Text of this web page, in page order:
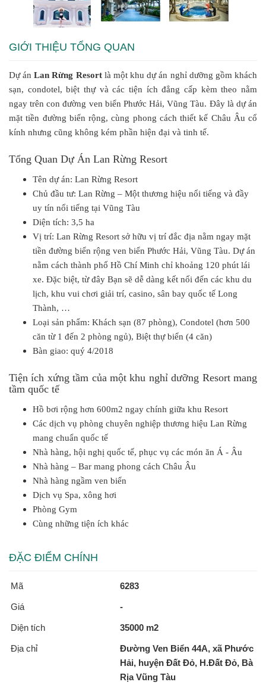
GIỚI THIỆU TỔNG QUAN
Dự ánLan Rừng Resortlà một khu dự án nghỉ dưỡng gồm khách
sạn, condotel, biệt thự và các tiện ích đẳng cấp kèm theo nằm
ngay trên con đường ven biển Phước Hải, Vũng Tàu. Đây là dự án
mặt tiền đường biển rộng, cùng phong cách thiết kế Châu Âu cổ
kính nhưng cũng không kém phần hiện đại và tinh tế.
Tổng Quan Dự Án Lan Rừng Resort
Tên dự án: Lan Rừng Resort
Chủ đầu tư: Lan Rừng – Một thương hiệu nổi tiếng và đầy
uy tín nổi tiếng tại Vũng Tàu
Diện tích: 3,5 ha
Vị trí: Lan Rừng Resort sở hữu vị trí đắc địa nằm ngay mặt
tiền đường biển rộng ven biển Phước Hải, Vũng Tàu. Dự án
nằm cách thành phố Hồ Chí Minh chỉ khoảng 120 phút lái
xe. Đặc biệt, từ đây Bạn sẽ dễ dàng kết nối đến các khu du
lịch, khu vui chơi giải trí, casino, sân bay quốc tế Long
Thành, …
Loại sản phẩm: Khách sạn (87 phòng), Condotel (hơn 500
căn từ 1 đến 2 phòng ngủ), Biệt thự biển (4 căn)
Bàn giao: quý 4/2018
Tiện ích xứng tầm của một khu nghỉ dưỡng Resort mang
tầm quốc tế
Hồ bơi rộng hơn 600m2 ngay chính giữa khu Resort
Các dịch vụ phòng chuyên nghiệp thương hiệu Lan Rừng
mang chuẩn quốc tế
Nhà hàng, hội nghị quốc tế, phục vụ các món ăn Á - Âu
Nhà hàng – Bar mang phong cách Châu Âu
Nhà hàng ngầm ven biển
Dịch vụ Spa, xông hơi
Phòng Gym
Cùng những tiện ích khác
ĐẶC ĐIỂM CHÍNH
Mã 6283
Giá -
Diện tích 35000 m2
Địa chỉ
Đường Ven Biển 44A, xã Phước
Hải, huyện Đất Đỏ, H.Đất Đỏ, Bà
Rịa Vũng Tàu